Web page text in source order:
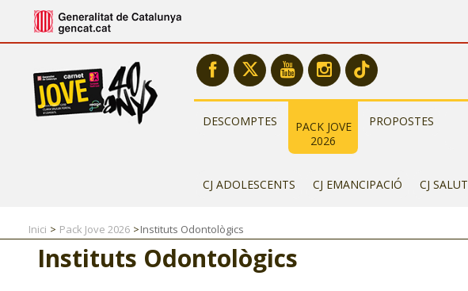
DESCOMPTES
PACK JOVE
2026
PROPOSTES
CJ ADOLESCENTS CJ EMANCIPACIÓ CJ SALUT
Inici Pack Jove 2026 Instituts Odontològics
Instituts Odontològics